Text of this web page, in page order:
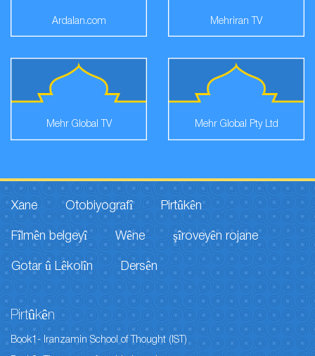
Ardalan.com Mehriran TV
Mehr Global TV Mehr Global Pty Ltd
Xane Otobiyografî Pirtûkên
Fîlmên belgeyî Wêne şîroveyên rojane
Gotar û Lêkolîn Dersên
Pirtûkên
Book1- Iranzamin School of Thought (IST)